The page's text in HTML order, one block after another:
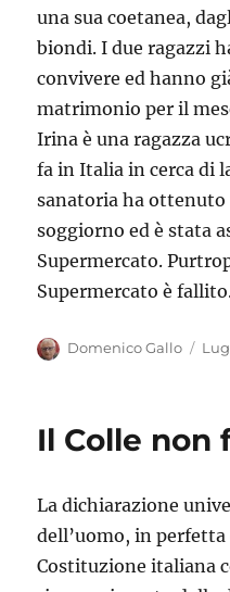
una sua coetanea,
biondi. I due ragazzi
convivere ed hanno
matrimonio per il
Irina è una ragazza
fa in Italia in cerca di
sanatoria ha ottenuto
soggiorno ed è stata
Supermercato.
Supermercato è
Autore
Domenico Gallo
Il Colle non
La dichiarazione
dell’uomo, in
Costituzione italiana